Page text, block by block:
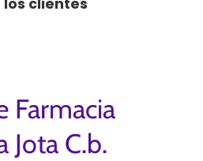
clientes
Farmacia
Jota C.b.